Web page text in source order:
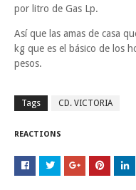
por litro de Gas Lp.
Así que las amas de casa
kg que es el básico de los
pesos.
Tags CD. VICTORIA
REACTIONS